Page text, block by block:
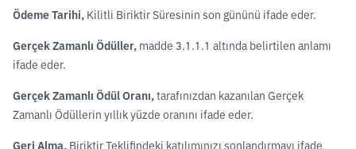
Ödeme Tarihi, Kilitli Biriktir Süresinin son gününü ifade eder.
Gerçek Zamanlı Ödüller, madde 3.1.1.1 altında belirtilen anlamı
ifade eder.
Gerçek Zamanlı Ödül Oranı,tarafınızdan kazanılan Gerçek
Zamanlı Ödüllerin yıllık yüzde oranını ifade eder.
Geri Alma, Biriktir Teklifindeki katılımınızı sonlandırmayı ifade